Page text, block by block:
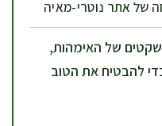
של האימהות,
להבטיח את הטוב